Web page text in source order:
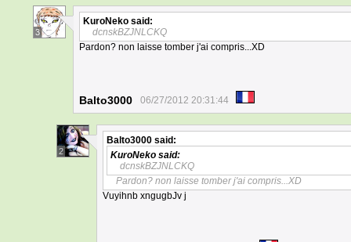
3
KuroNeko said:
dcnskBZJNLCKQ
Pardon? non laisse tomber j'ai compris...XD
Balto3000 06/27/2012 20:31:44
2
Balto3000 said:
KuroNeko said:
dcnskBZJNLCKQ
Pardon? non laisse tomber j'ai compris...XD
Vuyihnb xngugbJv j